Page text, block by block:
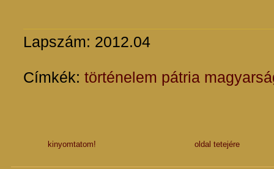
Lapszám: 2012.04
Címkék: történelem pátria
kinyomtatom! oldal tetejére